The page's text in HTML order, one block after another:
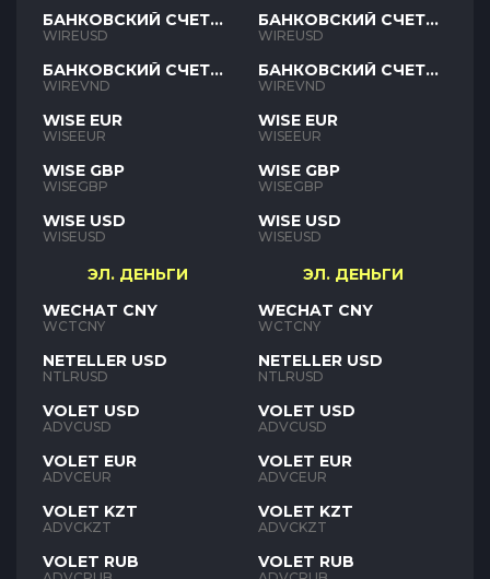
БАНКОВСКИЙ СЧЕТ
USD
WIREUSD
БАНКОВСКИЙ СЧЕТ
VND
WIREVND
WISE EUR
WISEEUR
WISE GBP
WISEGBP
WISE USD
WISEUSD
ЭЛ. ДЕНЬГИ
WECHAT CNY
WCTCNY
NETELLER USD
NTLRUSD
VOLET USD
ADVCUSD
VOLET EUR
ADVCEUR
VOLET KZT
ADVCKZT
VOLET RUB
БАНКОВСКИЙ СЧЕТ
USD
WIREUSD
БАНКОВСКИЙ СЧЕТ
VND
WIREVND
WISE EUR
WISEEUR
WISE GBP
WISEGBP
WISE USD
WISEUSD
ЭЛ. ДЕНЬГИ
WECHAT CNY
WCTCNY
NETELLER USD
NTLRUSD
VOLET USD
ADVCUSD
VOLET EUR
ADVCEUR
VOLET KZT
ADVCKZT
VOLET RUB